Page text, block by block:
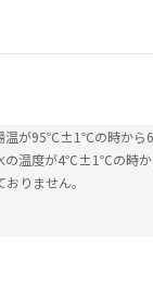
が95℃±1℃の時から6
温度が4℃±1℃の時か
りません。